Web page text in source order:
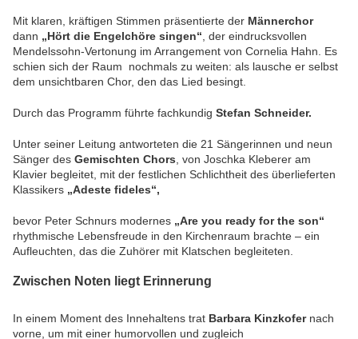
Mit klaren, kräftigen Stimmen präsentierte der Männerchor
dann „Hört die Engelchöre singen“ , der eindrucksvollen
Mendelssohn-Vertonung im Arrangement von Cornelia Hahn. Es
schien sich der Raum nochmals zu weiten: als lausche er selbst
dem unsichtbaren Chor, den das Lied besingt.
Durch das Programm führte fachkundig Stefan Schneider.
Unter seiner Leitung antworteten die 21 Sängerinnen und neun
Sänger des Gemischten Chors , von Joschka Kleberer am
Klavier begleitet, mit der festlichen Schlichtheit des überlieferten
Klassikers „Adeste fideles“,
bevor Peter Schnurs modernes „Are you ready for the son“
rhythmische Lebensfreude in den Kirchenraum brachte – ein
Aufleuchten, das die Zuhörer mit Klatschen begleiteten.
Zwischen Noten liegt Erinnerung
In einem Moment des Innehaltens trat Barbara Kinzkofer nach
vorne, um mit einer humorvollen und zugleich